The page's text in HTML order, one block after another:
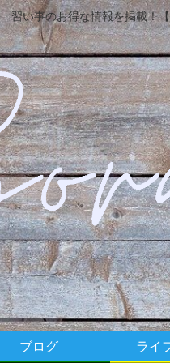
習い事のお得な情報を掲載！
ブログ ライ